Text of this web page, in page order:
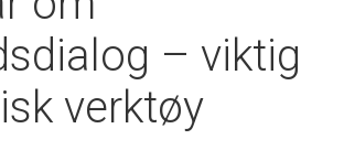
– viktig
verktøy